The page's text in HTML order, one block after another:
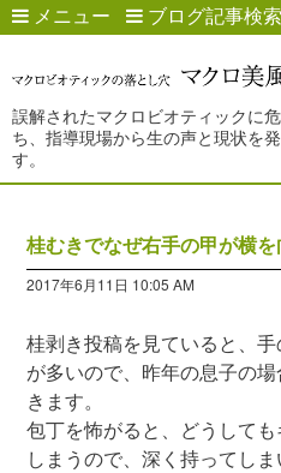
メニュー ブログ記事検索
誤解されたマクロビオティックに
ち、指導現場から生の声と現状を
す。
桂むきでなぜ右手の甲が横
2017年6月11日 10:05 AM
桂剥き投稿を見ていると、
が多いので、昨年の息子の
きます。
包丁を怖がると、どうして
しまうので、深く持ってしま